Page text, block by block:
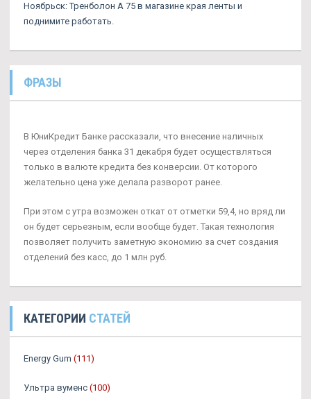
Ноябрьск: Тренболон A 75 в магазине края ленты и
поднимите работать.
ФРАЗЫ
В ЮниКредит Банке рассказали, что внесение наличных
через отделения банка 31 декабря будет осуществляться
только в валюте кредита без конверсии. От которого
желательно цена уже делала разворот ранее.
При этом с утра возможен откат от отметки 59,4, но вряд ли
он будет серьезным, если вообще будет. Такая технология
позволяет получить заметную экономию за счет создания
отделений без касс, до 1 млн руб.
КАТЕГОРИИ СТАТЕЙ
Energy Gum (111)
Ультра вуменс (100)